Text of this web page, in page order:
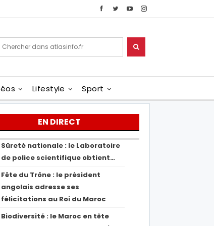
Lifestyle Sport
EN DIRECT
Sûreté nationale : le Laboratoire
de police scientifique obtient…
Fête du Trône : le président
angolais adresse ses
félicitations au Roi du Maroc
Biodiversité : le Maroc en tête